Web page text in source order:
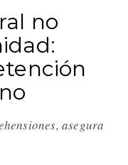
no
asegura